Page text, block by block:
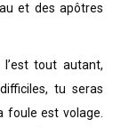
et des apôtres
tout autant,
tu seras
foule est volage.